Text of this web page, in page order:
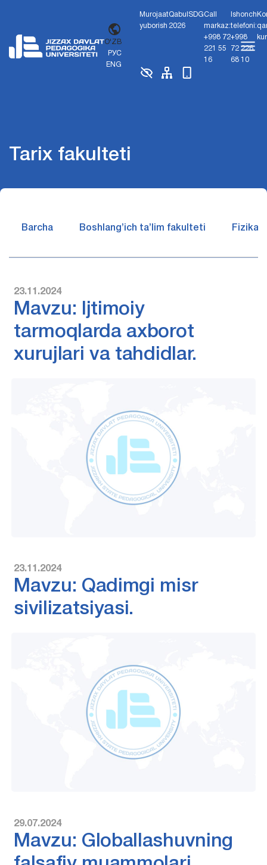
O'ZB
РУС
ENG
Murojaat
yuborish
Qabul
2026
SDGCall
markaz:
+998 72
221 55
16
Ishonch
telefoni:
+998
72 226
68 10
Tarix fakulteti
Barcha Boshlang’ich ta’lim fakulteti Fizika
23.11.2024
Mavzu: Ijtimoiy
tarmoqlarda axborot
xurujlari va tahdidlar.
23.11.2024
Mavzu: Qadimgi misr
sivilizatsiyasi.
29.07.2024
Mavzu: Globallashuvning